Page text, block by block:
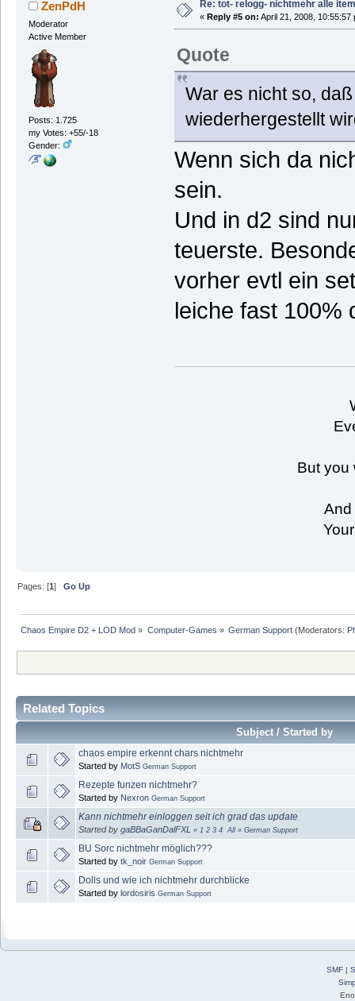
ZenPdH
Moderator
Active Member
Posts: 1.725
my Votes: +55/-18
Gender:
Re: tot- relogg- nichtmehr alle
« Reply #5 on: April 21, 2008, 10:55:57
Quote
War es nicht so,
wiederhergestellt
Wenn sich da
sein.
Und in d2 sind
teuerste.
vorher evtl ein
leiche fast 100%
But you
And
Pages: [1]Go Up
Chaos Empire D2 + LOD Mod » Computer-Games » German Support(Moderators:
Related Topics
Subject / Started by
chaos empire erkennt chars nichtmehr
Started by MotS German Support
Rezepte funzen nichtmehr?
Started by Nexron German Support
Kann nichtmehr einloggen seit ich grad das update
Started by gaBBaGanDalFXL « 1 2 3 4 All » German Support
BU Sorc nichtmehr möglich???
Started by tk_noir German Support
Dolls und wie ich nichtmehr durchblicke
Started by lordosiris German Support
SMF|